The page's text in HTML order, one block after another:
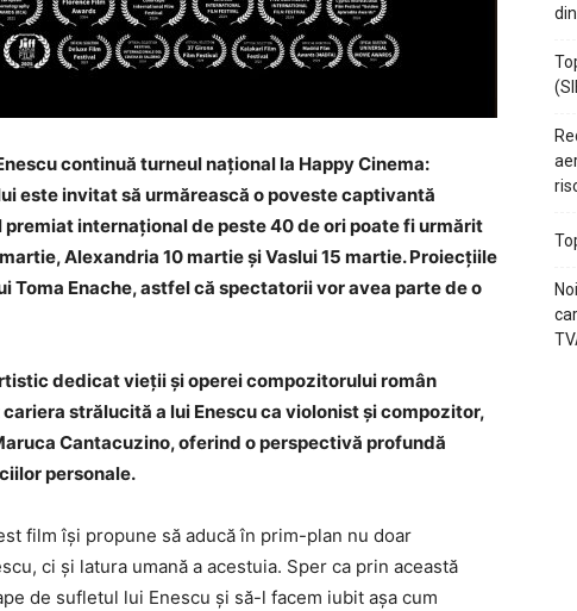
continuă turneul național la Happy Cinema:
este invitat să urmărească o poveste captivantă
internațional de peste 40 de ori poate fi urmărit
Alexandria 10 martie și Vaslui 15 martie. Proiecțiile
Toma Enache, astfel că spectatorii vor avea parte de o
dedicat vieții și operei compozitorului român
strălucită a lui Enescu ca violonist și compozitor,
Cantacuzino, oferind o perspectivă profundă
personale.
film își propune să aducă în prim-plan nu doar
ci și latura umană a acestuia. Sper ca prin această
de sufletul lui Enescu și să-l facem iubit așa cum